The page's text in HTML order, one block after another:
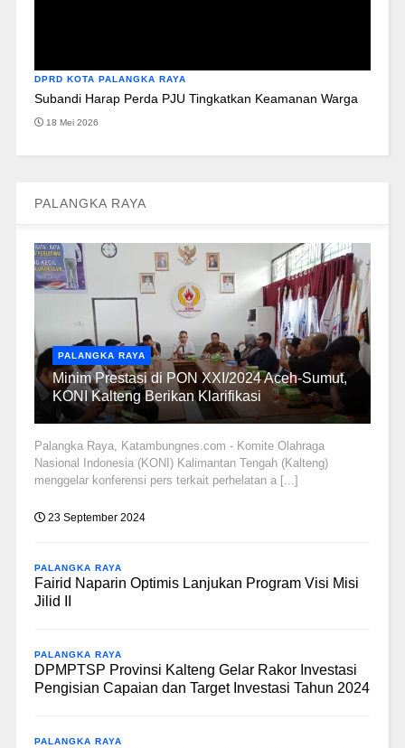
DPRD KOTA PALANGKA RAYA
Subandi Harap Perda PJU Tingkatkan Keamanan Warga
18 Mei 2026
PALANGKA RAYA
PALANGKA RAYA
Minim Prestasi di PON XXI/2024 Aceh-Sumut,
KONI Kalteng Berikan Klarifikasi
Palangka Raya, Katambungnes.com - Komite Olahraga
Nasional Indonesia (KONI) Kalimantan Tengah (Kalteng)
menggelar konferensi pers terkait perhelatan a [...]
23 September 2024
PALANGKA RAYA
Fairid Naparin Optimis Lanjukan Program Visi Misi
Jilid II
PALANGKA RAYA
DPMPTSP Provinsi Kalteng Gelar Rakor Investasi
Pengisian Capaian dan Target Investasi Tahun 2024
PALANGKA RAYA